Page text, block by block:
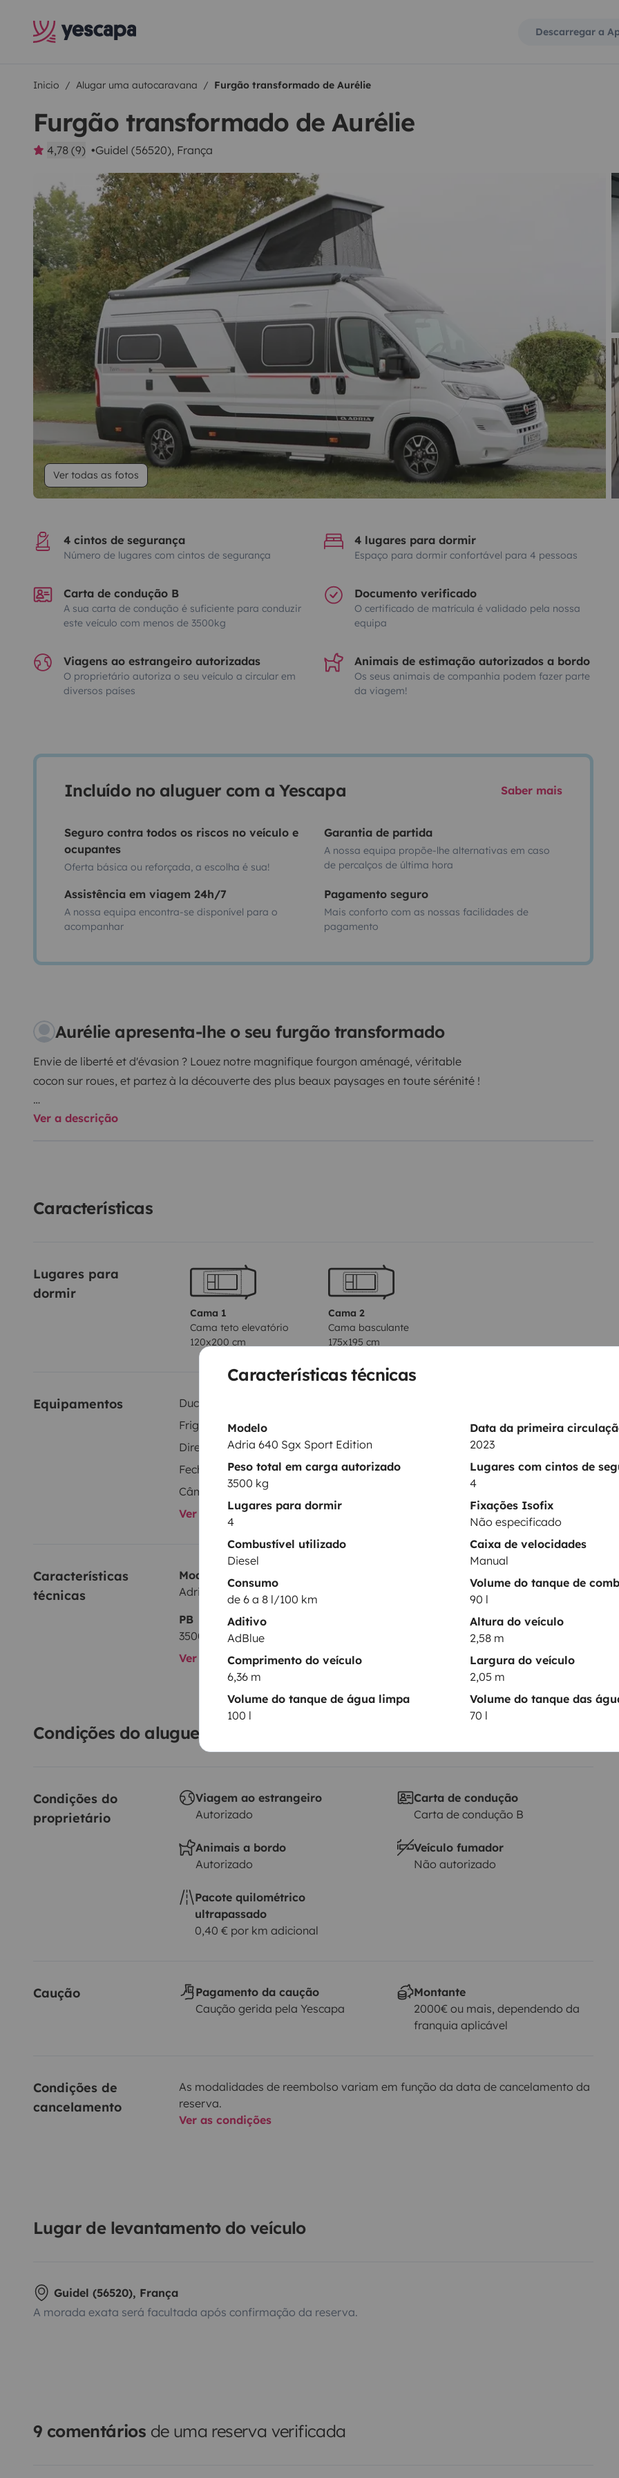
Características técnicas
Modelo
Adria 640 Sgx Sport Edition
Data da primeira
2023
Peso total em carga autorizado
3500 kg
Lugares com cintos de
4
Lugares para dormir
4
Fixações Isofix
Não especificado
Combustível utilizado
Diesel
Caixa de velocidades
Manual
Consumo
de 6 a 8 l/100 km
Volume do tanque de
90 l
Aditivo
AdBlue
Altura do veículo
2,58 m
Comprimento do veículo
6,36 m
Largura do veículo
2,05 m
Volume do tanque de água limpa
100 l
Volume do tanque das
70 l
Descarregar a
Inicio Alugar uma autocaravana Furgão transformado de Aurélie
Furgão transformado de Aurélie
4,78 (9) Guidel (56520), França
Ver todas as fotos
4 cintos de segurança
Número de lugares com cintos de segurança
4 lugares para dormir
Espaço para dormir confortável para 4 pessoas
Carta de condução B
A sua carta de condução é suficiente para conduzir
este veículo com menos de 3500kg
Documento verificado
O certificado de matrícula é validado pela nossa
equipa
Viagens ao estrangeiro autorizadas
O proprietário autoriza o seu veículo a circular em
diversos países
Animais de estimação autorizados a bordo
Os seus animais de companhia podem fazer parte
da viagem!
Incluído no aluguer com a Yescapa Saber mais
Seguro contra todos os riscos no veículo e
ocupantes
Oferta básica ou reforçada, a escolha é sua!
Garantia de partida
A nossa equipa propõe-lhe alternativas em caso
de percalços de última hora
Assistência em viagem 24h/7
A nossa equipa encontra-se disponível para o
acompanhar
Pagamento seguro
Mais conforto com as nossas facilidades de
pagamento
Aurélie apresenta-lhe o seu furgão transformado
Envie de liberté et d'évasion ? Louez notre magnifique fourgon aménagé, véritable
cocon sur roues, et partez à la découverte des plus beaux paysages en toute sérénité !
Toit relevable, douche, wc, chauffage, plaque de cuisson, frigo, etc
Ver a descrição
Características
Lugares para
dormir
Cama 1
Cama teto elevatório
120x200 cm
Cama 2
Cama basculante
175x195 cm
Equipamentos Duche interior
Frigorífico
Direcção assistida
Fecho central
Sensores de estacionamento
Câmara traseira
Ver todos os equipamentos
Características
técnicas
Modelo
Adria 640 Sgx Sport Edition
PB
3500 kg
Ver todas as características
Condições do aluguer
Condições do
proprietário
Viagem ao estrangeiro
Autorizado
Carta de condução
Carta de condução B
Animais a bordo
Autorizado
Veículo fumador
Não autorizado
Pacote quilométrico
ultrapassado
0,40 € por km adicional
Caução
Pagamento da caução
Caução gerida pela Yescapa
Montante
2000€ ou mais, dependendo da
franquia aplicável
Condições de
cancelamento
As modalidades de reembolso variam em função da data de cancelamento da
reserva.
Ver as condições
Lugar de levantamento do veículo
Guidel (56520), França
A morada exata será facultada após confirmação da reserva.
9 comentários de uma reserva verificada